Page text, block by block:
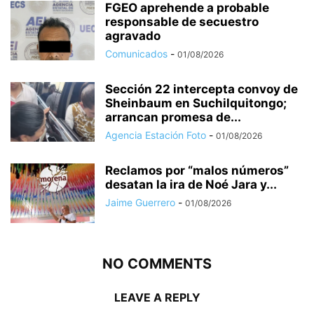
FGEO aprehende a probable
responsable de secuestro
agravado
Comunicados - 01/08/2026
Sección 22 intercepta convoy de
Sheinbaum en Suchilquitongo;
arrancan promesa de...
Agencia Estación Foto - 01/08/2026
Reclamos por “malos números”
desatan la ira de Noé Jara y...
Jaime Guerrero - 01/08/2026
NO COMMENTS
LEAVE A REPLY